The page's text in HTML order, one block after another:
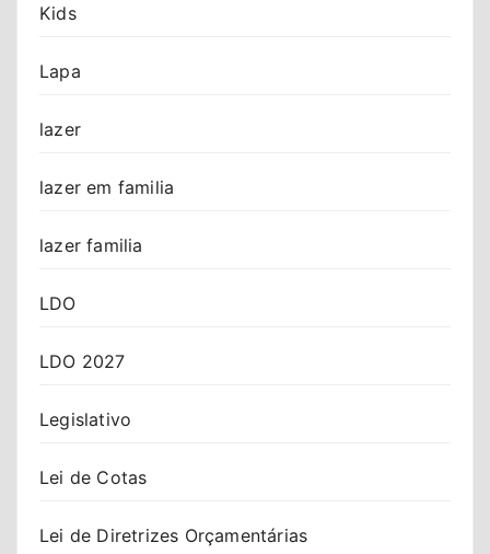
Kids
Lapa
lazer
lazer em familia
lazer familia
LDO
LDO 2027
Legislativo
Lei de Cotas
Lei de Diretrizes Orçamentárias